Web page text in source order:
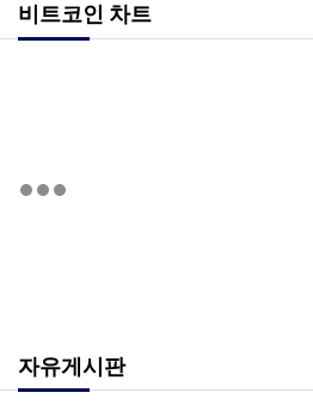
비트코인 차트
자유게시판